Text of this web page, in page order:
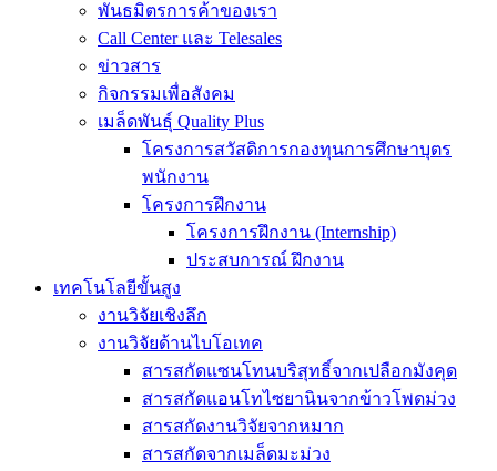
พันธมิตรการค้าของเรา
Call Center และ Telesales
ข่าวสาร
กิจกรรมเพื่อสังคม
เมล็ดพันธุ์ Quality Plus
โครงการสวัสดิการกองทุนการศึกษาบุตร
พนักงาน
โครงการฝึกงาน
โครงการฝึกงาน (Internship)
ประสบการณ์ ฝึกงาน
เทคโนโลยีขั้นสูง
งานวิจัยเชิงลึก
งานวิจัยด้านไบโอเทค
สารสกัดแซนโทนบริสุทธิ์จากเปลือกมังคุด
สารสกัดแอนโทไซยานินจากข้าวโพดม่วง
สารสกัดงานวิจัยจากหมาก
สารสกัดจากเมล็ดมะม่วง